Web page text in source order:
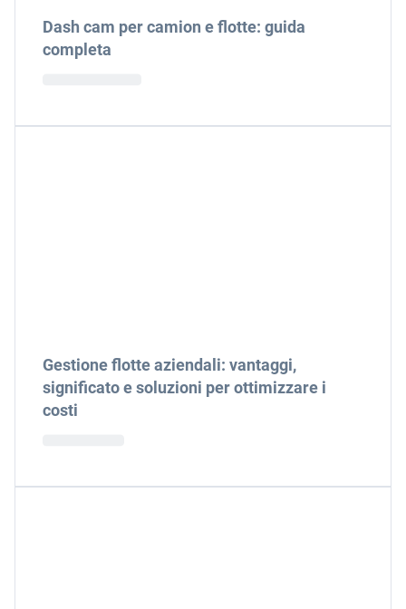
Dash cam per camion e flotte: guida
completa
Gestione flotte aziendali: vantaggi,
significato e soluzioni per ottimizzare i
costi